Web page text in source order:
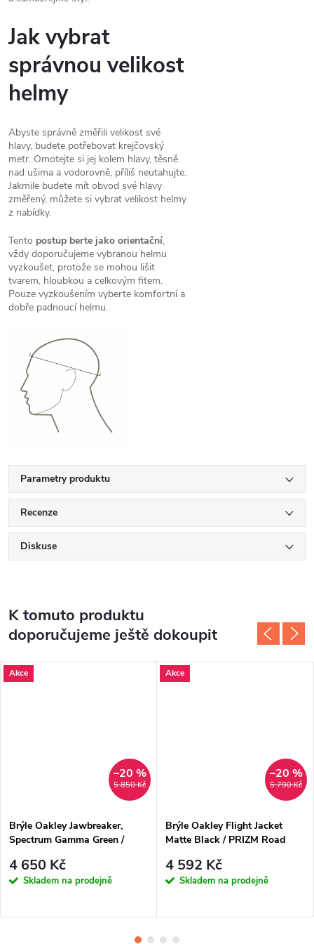
Jak vybrat
správnou velikost
helmy
Abyste správně změřili velikost své
hlavy, budete potřebovat krejčovský
metr. Omotejte si jej kolem hlavy, těsně
nad ušima a vodorovně, příliš neutahujte.
Jakmile budete mít obvod své hlavy
změřený, můžete si vybrat velikost helmy
z nabídky.
Tento postup berte jako orientační,
vždy doporučujeme vybranou helmu
vyzkoušet, protože se mohou lišit
tvarem, hloubkou a celkovým fitem.
Pouze vyzkoušením vyberte komfortní a
dobře padnoucí helmu.
Parametry produktu
Recenze
Diskuse
K tomuto produktu
doporučujeme ještě dokoupit
Akce
5 850 Kč
–20 %
Brýle Oakley Jawbreaker,
Spectrum Gamma Green /
4 650 Kč
Skladem na prodejně
Akce
5 790 Kč
–20 %
Brýle Oakley Flight Jacket
Matte Black / PRIZM Road
4 592 Kč
Skladem na prodejně